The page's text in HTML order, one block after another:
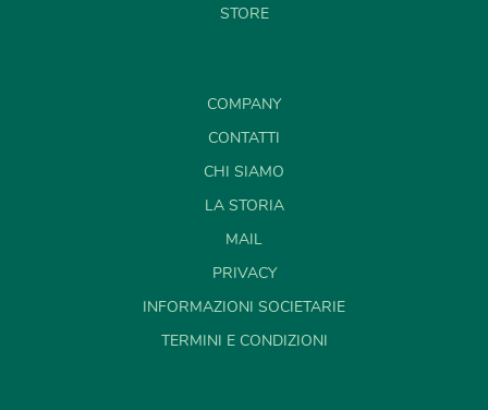
STORE
COMPANY
CONTATTI
CHI SIAMO
LA STORIA
MAIL
PRIVACY
INFORMAZIONI SOCIETARIE
TERMINI E CONDIZIONI